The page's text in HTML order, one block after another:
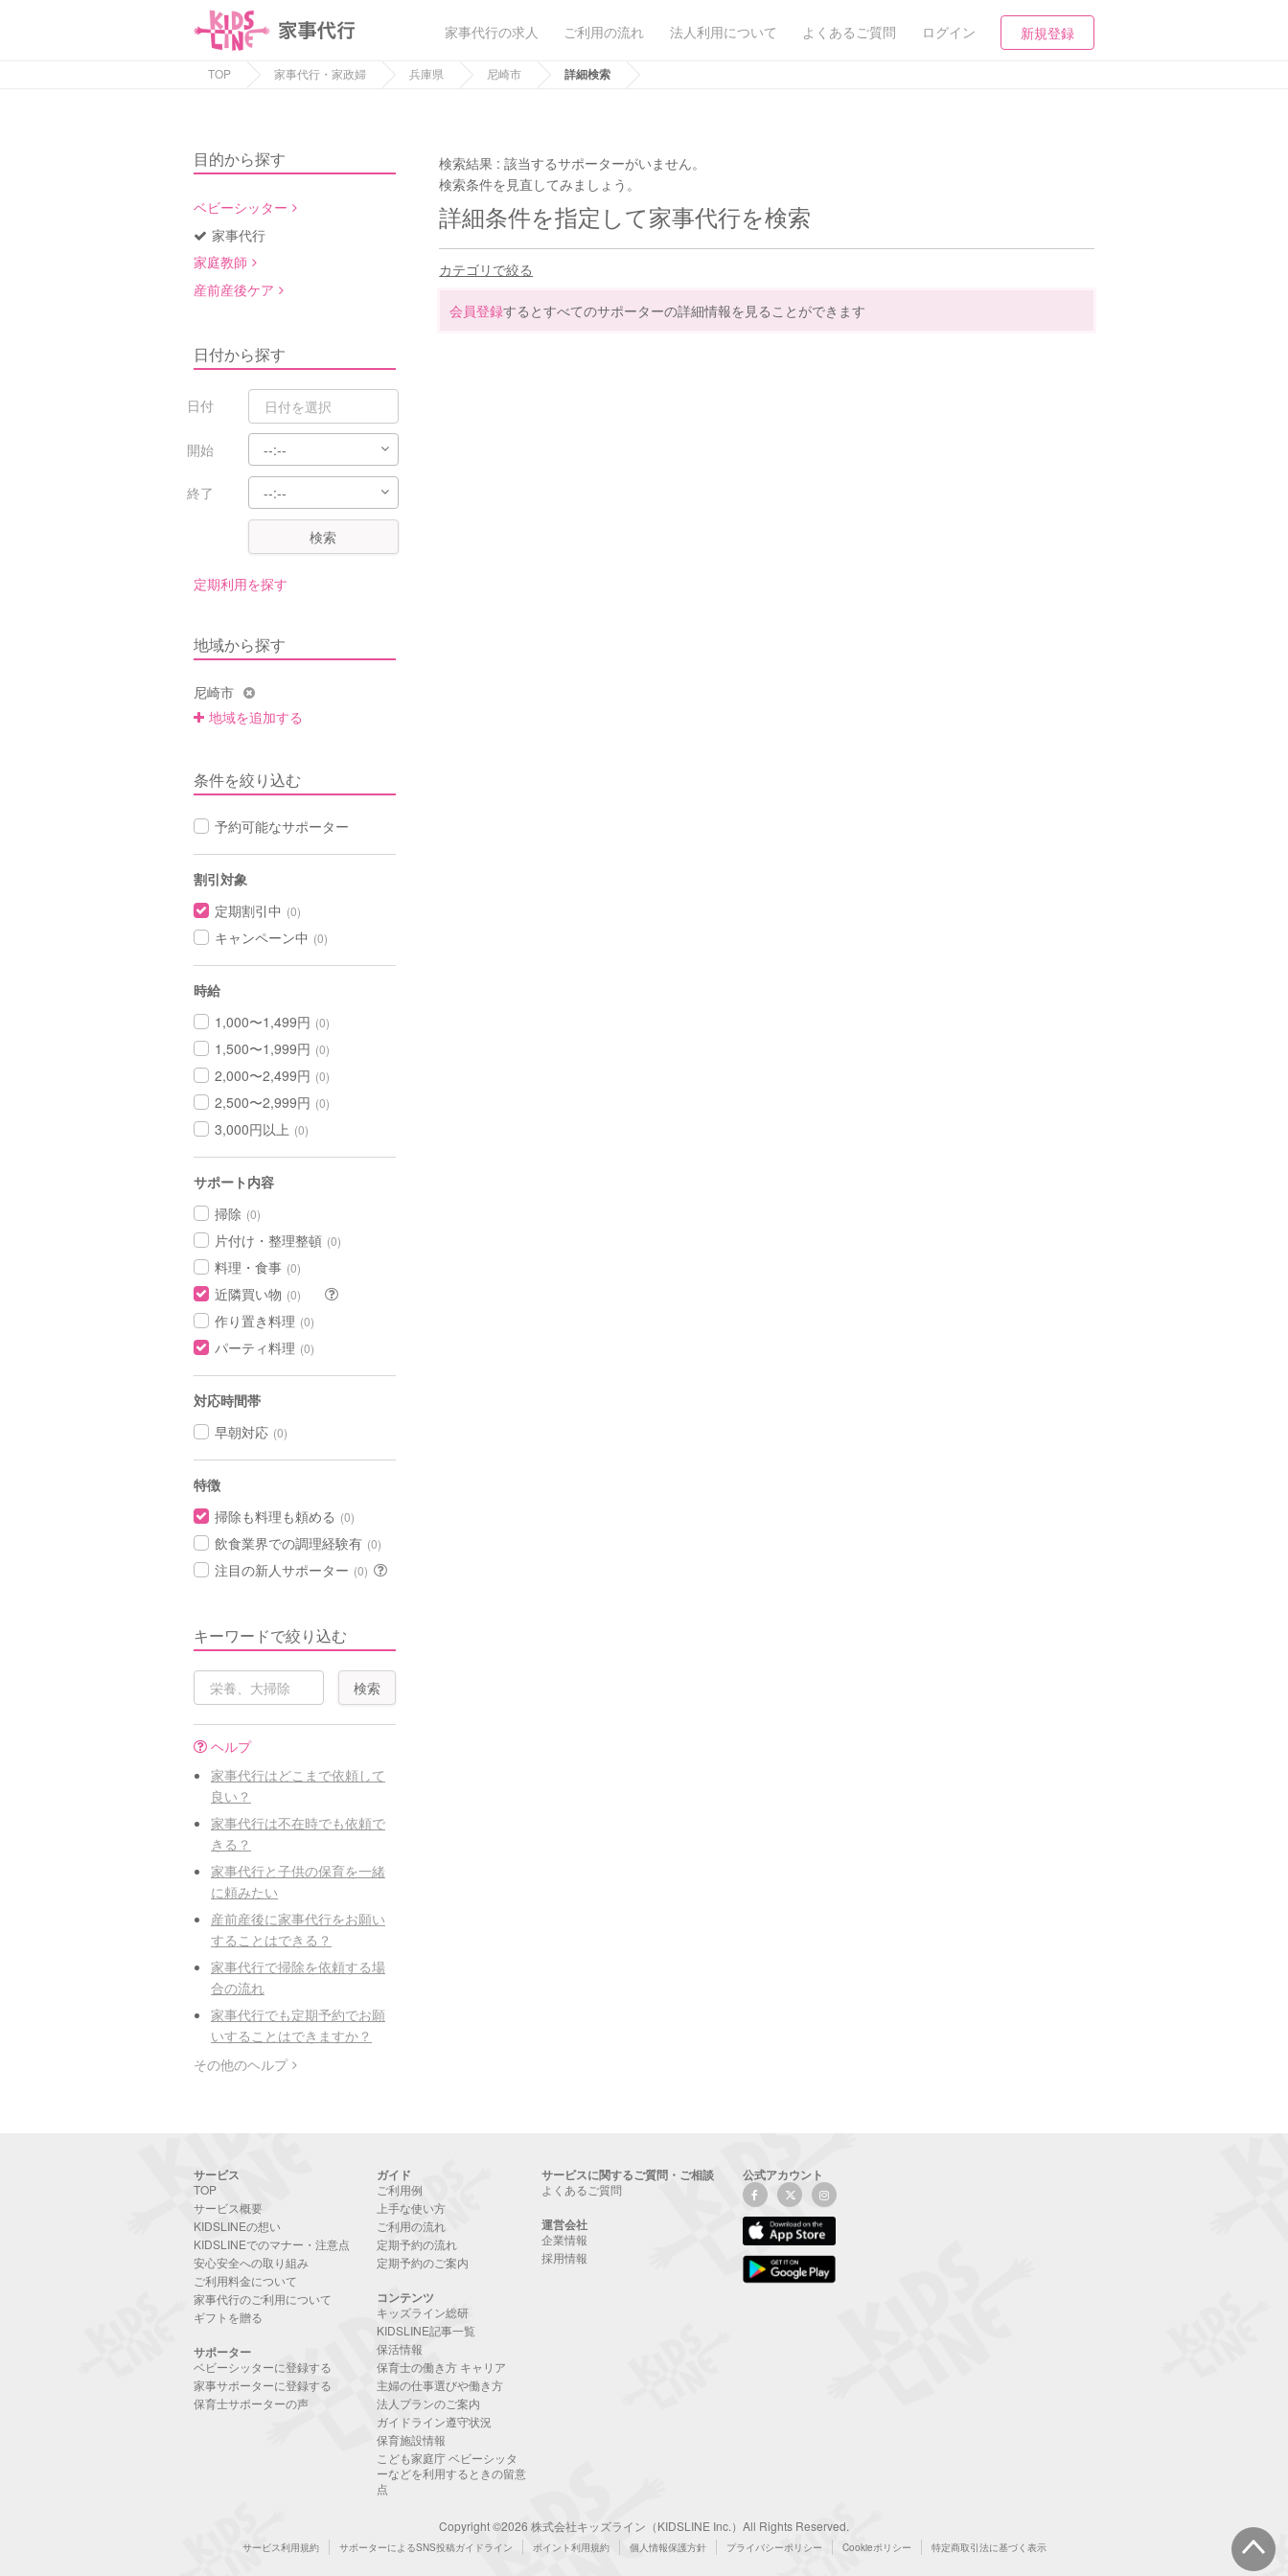
家事代行の求人 ご利用の流れ 法人利用について よくあるご質問 ログイン 新規登録
TOP 家事代行・家政婦 兵庫県 尼崎市 詳細検索
目的から探す
ベビーシッター
家事代行
家庭教師
産前産後ケア
日付から探す
日付
開始
終了
検索
定期利用を探す
地域から探す
尼崎市
地域を追加する
条件を絞り込む
予約可能なサポーター
割引対象
定期割引中 (0)
キャンペーン中 (0)
時給
1,000〜1,499円 (0)
1,500〜1,999円 (0)
2,000〜2,499円 (0)
2,500〜2,999円 (0)
3,000円以上 (0)
サポート内容
掃除 (0)
片付け・整理整頓 (0)
料理・食事 (0)
近隣買い物 (0)
作り置き料理 (0)
パーティ料理 (0)
対応時間帯
早朝対応 (0)
特徴
掃除も料理も頼める (0)
飲食業界での調理経験有 (0)
注目の新人サポーター (0)
キーワードで絞り込む
ヘルプ
家事代行はどこまで依頼して
良い？
家事代行は不在時でも依頼で
きる？
家事代行と子供の保育を一緒
に頼みたい
産前産後に家事代行をお願い
することはできる？
家事代行で掃除を依頼する場
合の流れ
家事代行でも定期予約でお願
いすることはできますか？
その他のヘルプ
検索結果 :該当するサポーターがいません。
検索条件を見直してみましょう。
詳細条件を指定して家事代行を検索
カテゴリで絞る
会員登録するとすべてのサポーターの詳細情報を見ることができます
サービス
TOP
サービス概要
KIDSLINEの想い
KIDSLINEでのマナー・注意点
安心安全への取り組み
ご利用料金について
家事代行のご利用について
ギフトを贈る
サポーター
ベビーシッターに登録する
家事サポーターに登録する
保育士サポーターの声
ガイド
ご利用例
上手な使い方
ご利用の流れ
定期予約の流れ
定期予約のご案内
コンテンツ
キッズライン総研
KIDSLINE記事一覧
保活情報
保育士の働き方 キャリア
主婦の仕事選びや働き方
法人プランのご案内
ガイドライン遵守状況
保育施設情報
こども家庭庁 ベビーシッタ
ーなどを利用するときの留意
点
サービスに関するご質問・ご相談
よくあるご質問
運営会社
企業情報
採用情報
公式アカウント
Copyright ©2026 株式会社キッズライン（KIDSLINE Inc.）All Rights Reserved.
サービス利用規約 サポーターによるSNS投稿ガイドライン ポイント利用規約 個人情報保護方針 プライバシーポリシー Cookieポリシー 特定商取引法に基づく表示